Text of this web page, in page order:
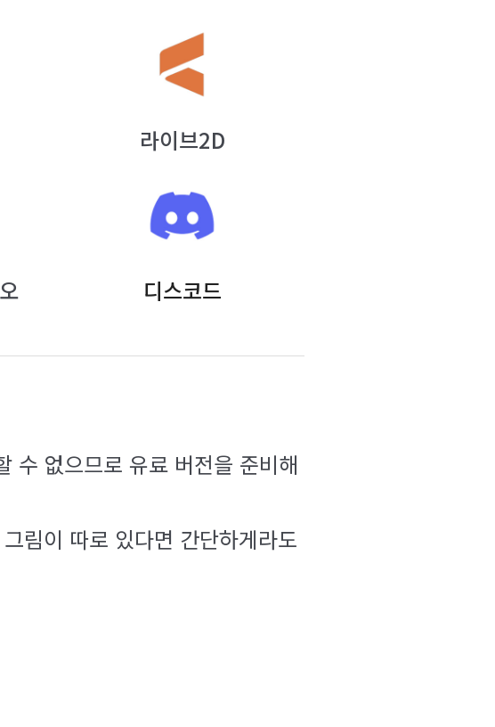
라이브2D
디스코드
수 없으므로 유료 버전을 준비해
림이 따로 있다면 간단하게라도